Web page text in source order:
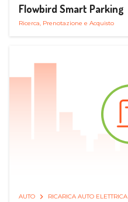
Flowbird Smart Parking
Ricerca, Prenotazione e Acquisto
AUTO RICARICA AUTO ELETTRICA